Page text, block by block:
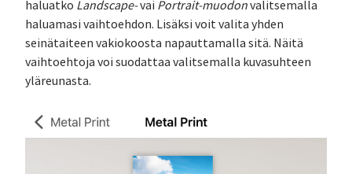
haluatko Landscape-vai Portrait-muodonvalitsemalla
haluamasi vaihtoehdon. Lisäksi voit valita yhden
seinätaiteen vakiokoosta napauttamalla sitä. Näitä
vaihtoehtoja voi suodattaa valitsemalla kuvasuhteen
yläreunasta.